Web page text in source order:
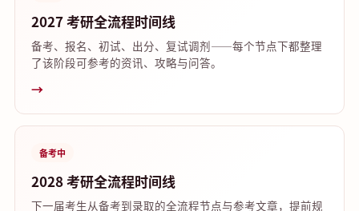
2027 考研全流程时间线
备考、报名、初试、出分、复试调剂——每个节点下都整理
了该阶段可参考的资讯、攻略与问答。
→
备考中
2028 考研全流程时间线
下一届考生从备考到录取的全流程节点与参考文章，提前规